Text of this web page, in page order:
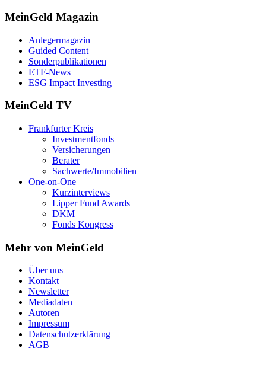
MeinGeld Magazin
Anlegermagazin
Guided Content
Sonderpublikationen
ETF-News
ESG Impact Investing
MeinGeld TV
Frankfurter Kreis
Investmentfonds
Versicherungen
Berater
Sachwerte/Immobilien
One-on-One
Kurzinterviews
Lipper Fund Awards
DKM
Fonds Kongress
Mehr von MeinGeld
Über uns
Kontakt
Newsletter
Mediadaten
Autoren
Impressum
Datenschutzerklärung
AGB